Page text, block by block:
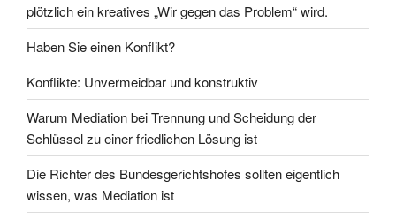
plötzlich ein kreatives „Wir gegen das Problem“ wird.
Haben Sie einen Konflikt?
Konflikte: Unvermeidbar und konstruktiv
Warum Mediation bei Trennung und Scheidung der
Schlüssel zu einer friedlichen Lösung ist
Die Richter des Bundesgerichtshofes sollten eigentlich
wissen, was Mediation ist